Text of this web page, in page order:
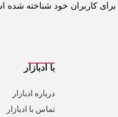
برای کاربران خود شناخته شده
با ادبازار
درباره ادبازار
تماس با ادبازار